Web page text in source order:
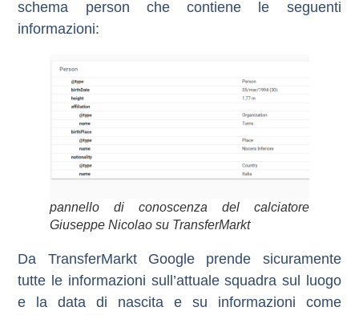
schema person che contiene le seguenti
informazioni:
pannello di conoscenza del calciatore
Giuseppe Nicolao su TransferMarkt
Da TransferMarkt Google prende sicuramente
tutte le informazioni sull’attuale squadra sul luogo
e la data di nascita e su informazioni come